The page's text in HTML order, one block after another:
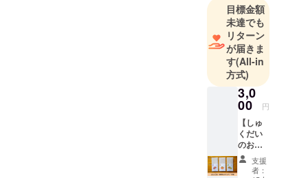
心を豊かに
する』を
モットーに
食べてくだ
さる方、贈
られた方、
みなさまの
笑顔をみた
私たちみん
なが幸せに
なれるモノ
づくりに取
目標金額
未達でも
リターン
が届きま
す(All-in
方式)
3,0
00 円
【しゅ
くだい
のお手
伝い購
入】支援
者：